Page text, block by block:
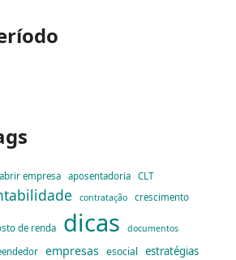
abrir empresa aposentadoria
CLT
contratação crescimento
de renda dicas documentos
empresas esocial estratégias